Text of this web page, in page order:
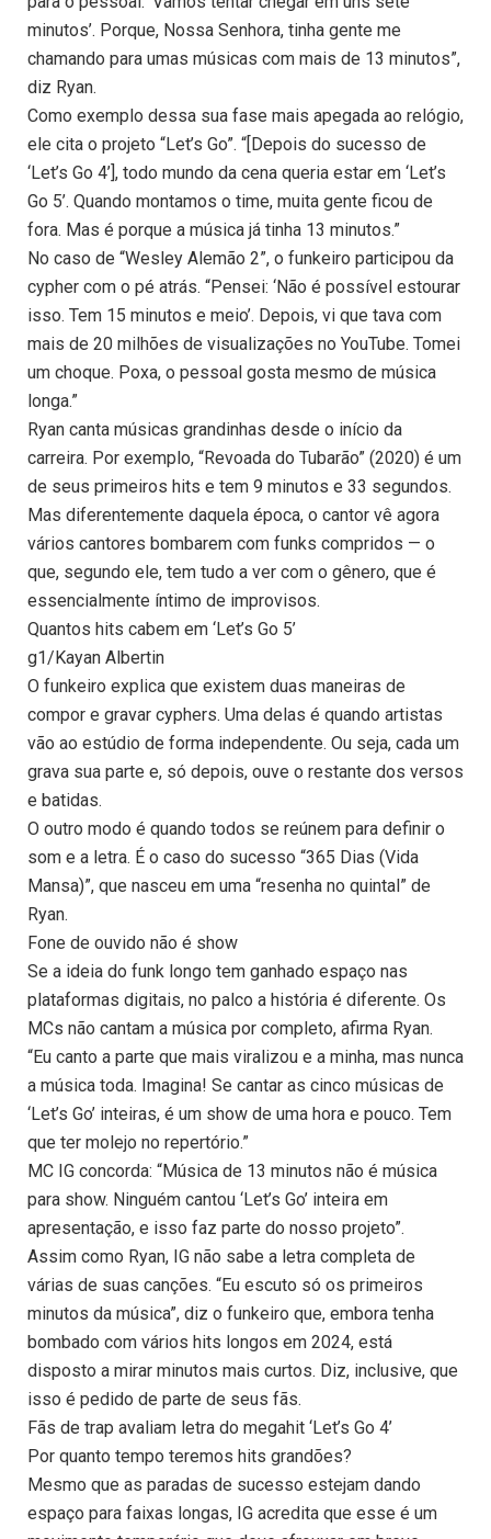
minutos’. Porque, Nossa Senhora, tinha gente me
chamando para umas músicas com mais de 13 minutos”,
diz Ryan.
Como exemplo dessa sua fase mais apegada ao relógio,
ele cita o projeto “Let’s Go”. “[Depois do sucesso de
‘Let’s Go 4’], todo mundo da cena queria estar em ‘Let’s
Go 5’. Quando montamos o time, muita gente ficou de
fora. Mas é porque a música já tinha 13 minutos.”
No caso de “Wesley Alemão 2”, o funkeiro participou da
cypher com o pé atrás. “Pensei: ‘Não é possível estourar
isso. Tem 15 minutos e meio’. Depois, vi que tava com
mais de 20 milhões de visualizações no YouTube. Tomei
um choque. Poxa, o pessoal gosta mesmo de música
longa.”
Ryan canta músicas grandinhas desde o início da
carreira. Por exemplo, “Revoada do Tubarão” (2020) é um
de seus primeiros hits e tem 9 minutos e 33 segundos.
Mas diferentemente daquela época, o cantor vê agora
vários cantores bombarem com funks compridos — o
que, segundo ele, tem tudo a ver com o gênero, que é
essencialmente íntimo de improvisos.
Quantos hits cabem em ‘Let’s Go 5’
g1/Kayan Albertin
O funkeiro explica que existem duas maneiras de
compor e gravar cyphers. Uma delas é quando artistas
vão ao estúdio de forma independente. Ou seja, cada um
grava sua parte e, só depois, ouve o restante dos versos
e batidas.
O outro modo é quando todos se reúnem para definir o
som e a letra. É o caso do sucesso “365 Dias (Vida
Mansa)”, que nasceu em uma “resenha no quintal” de
Ryan.
Fone de ouvido não é show
Se a ideia do funk longo tem ganhado espaço nas
plataformas digitais, no palco a história é diferente. Os
MCs não cantam a música por completo, afirma Ryan.
“Eu canto a parte que mais viralizou e a minha, mas nunca
a música toda. Imagina! Se cantar as cinco músicas de
‘Let’s Go’ inteiras, é um show de uma hora e pouco. Tem
que ter molejo no repertório.”
MC IG concorda: “Música de 13 minutos não é música
para show. Ninguém cantou ‘Let’s Go’ inteira em
apresentação, e isso faz parte do nosso projeto”.
Assim como Ryan, IG não sabe a letra completa de
várias de suas canções. “Eu escuto só os primeiros
minutos da música”, diz o funkeiro que, embora tenha
bombado com vários hits longos em 2024, está
disposto a mirar minutos mais curtos. Diz, inclusive, que
isso é pedido de parte de seus fãs.
Fãs de trap avaliam letra do megahit ‘Let’s Go 4’
Por quanto tempo teremos hits grandões?
Mesmo que as paradas de sucesso estejam dando
espaço para faixas longas, IG acredita que esse é um